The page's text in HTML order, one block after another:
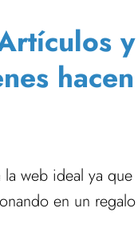
y
hacen
la web ideal ya que
en un regalo